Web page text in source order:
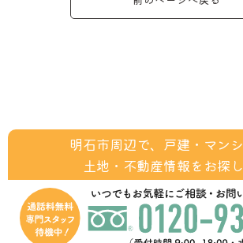
明石市周辺で、戸建・マン
土地・不動産情報をお探